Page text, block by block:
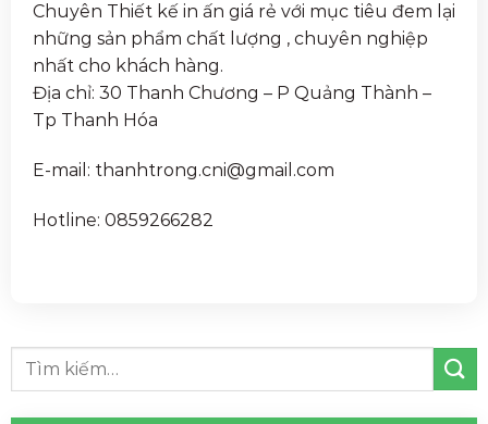
Chuyên Thiết kế in ấn giá rẻ với mục tiêu đem lại
những sản phẩm chất lượng , chuyên nghiệp
nhất cho khách hàng.
Địa chỉ: 30 Thanh Chương – P Quảng Thành –
Tp Thanh Hóa
E-mail: thanhtrong.cni@gmail.com
Hotline: 0859266282